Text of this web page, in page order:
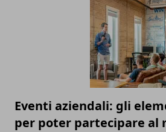
Eventi aziendali: gli
per poter partecipare al